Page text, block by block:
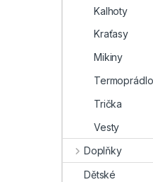
Kalhoty
Kraťasy
Mikiny
Termoprádlo
Trička
Vesty
Doplňky
Dětské